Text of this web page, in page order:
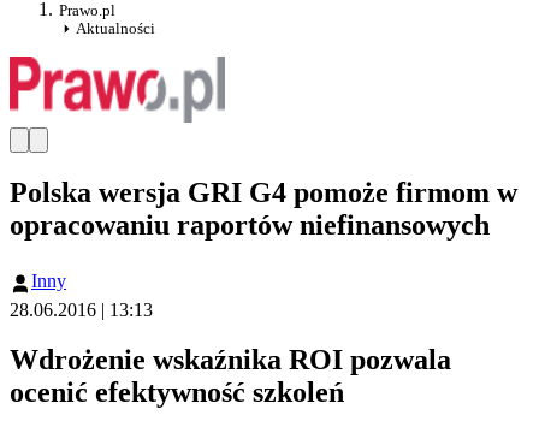
Prawo.pl
Aktualności
Polska wersja GRI G4 pomoże firmom w
opracowaniu raportów niefinansowych
Inny
28.06.2016 | 13:13
Wdrożenie wskaźnika ROI pozwala
ocenić efektywność szkoleń